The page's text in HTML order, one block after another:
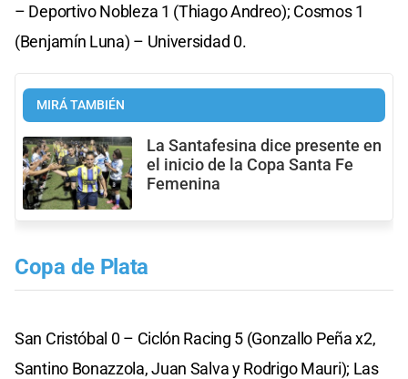
– Deportivo Nobleza 1 (Thiago Andreo); Cosmos 1
(Benjamín Luna) – Universidad 0.
MIRÁ TAMBIÉN
La Santafesina dice presente en
el inicio de la Copa Santa Fe
Femenina
Copa de Plata
San Cristóbal 0 – Ciclón Racing 5 (Gonzallo Peña x2,
Santino Bonazzola, Juan Salva y Rodrigo Mauri); Las